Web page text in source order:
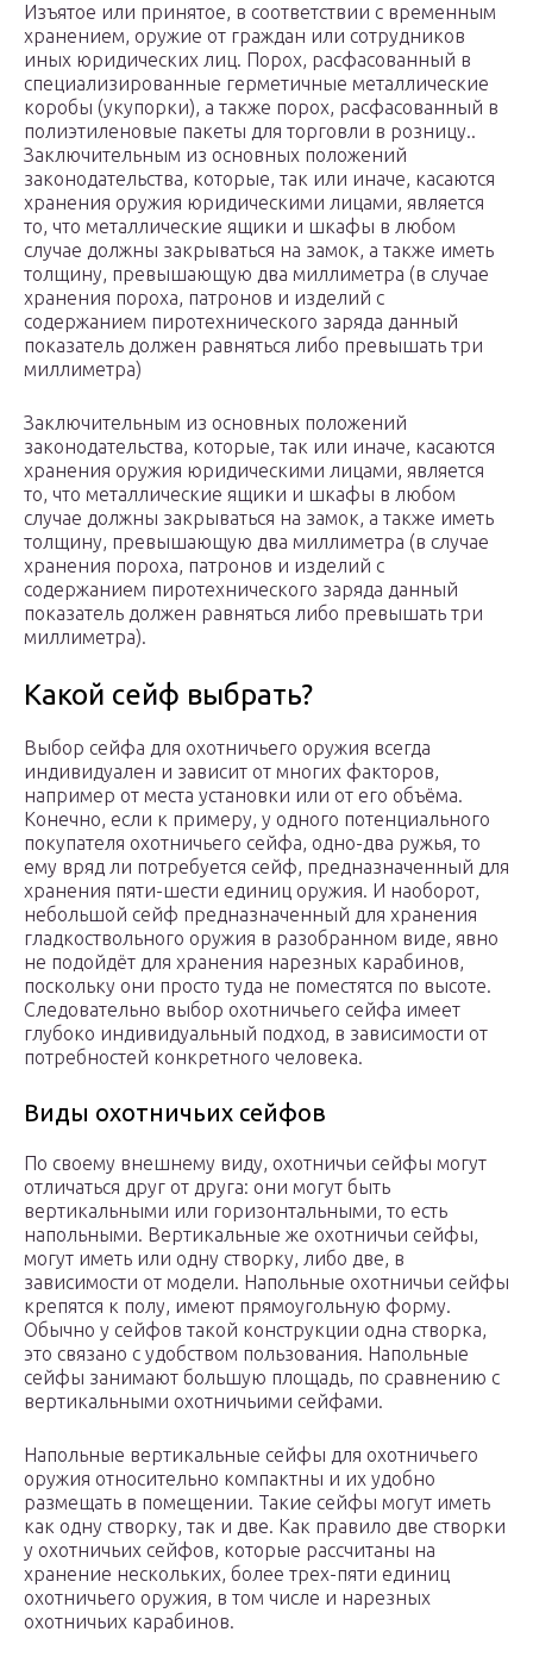
Изъятое или принятое, в соответствии с временным
хранением, оружие от граждан или сотрудников
иных юридических лиц. Порох, расфасованный в
специализированные герметичные металлические
коробы (укупорки), а также порох, расфасованный в
полиэтиленовые пакеты для торговли в розницу..
Заключительным из основных положений
законодательства, которые, так или иначе, касаются
хранения оружия юридическими лицами, является
то, что металлические ящики и шкафы в любом
случае должны закрываться на замок, а также иметь
толщину, превышающую два миллиметра (в случае
хранения пороха, патронов и изделий с
содержанием пиротехнического заряда данный
показатель должен равняться либо превышать три
миллиметра)
Заключительным из основных положений
законодательства, которые, так или иначе, касаются
хранения оружия юридическими лицами, является
то, что металлические ящики и шкафы в любом
случае должны закрываться на замок, а также иметь
толщину, превышающую два миллиметра (в случае
хранения пороха, патронов и изделий с
содержанием пиротехнического заряда данный
показатель должен равняться либо превышать три
миллиметра).
Какой сейф выбрать?
Выбор сейфа для охотничьего оружия всегда
индивидуален и зависит от многих факторов,
например от места установки или от его объёма.
Конечно, если к примеру, у одного потенциального
покупателя охотничьего сейфа, одно-два ружья, то
ему вряд ли потребуется сейф, предназначенный для
хранения пяти-шести единиц оружия. И наоборот,
небольшой сейф предназначенный для хранения
гладкоствольного оружия в разобранном виде, явно
не подойдёт для хранения нарезных карабинов,
поскольку они просто туда не поместятся по высоте.
Следовательно выбор охотничьего сейфа имеет
глубоко индивидуальный подход, в зависимости от
потребностей конкретного человека.
Виды охотничьих сейфов
По своему внешнему виду, охотничьи сейфы могут
отличаться друг от друга: они могут быть
вертикальными или горизонтальными, то есть
напольными. Вертикальные же охотничьи сейфы,
могут иметь или одну створку, либо две, в
зависимости от модели. Напольные охотничьи сейфы
крепятся к полу, имеют прямоугольную форму.
Обычно у сейфов такой конструкции одна створка,
это связано с удобством пользования. Напольные
сейфы занимают большую площадь, по сравнению с
вертикальными охотничьими сейфами.
Напольные вертикальные сейфы для охотничьего
оружия относительно компактны и их удобно
размещать в помещении. Такие сейфы могут иметь
как одну створку, так и две. Как правило две створки
у охотничьих сейфов, которые рассчитаны на
хранение нескольких, более трех-пяти единиц
охотничьего оружия, в том числе и нарезных
охотничьих карабинов.